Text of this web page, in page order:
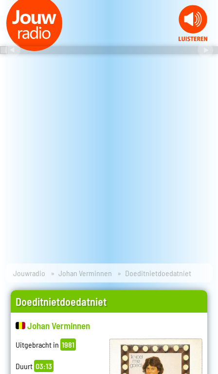
Jouwradio Johan Verminnen Doeditnietdoedatniet
Doeditnietdoedatniet
Johan Verminnen
Uitgebracht in 1981
Duurt 03:13